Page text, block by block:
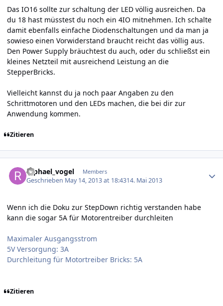
Das IO16 sollte zur schaltung der LED völlig ausreichen. Da
du 18 hast müsstest du noch ein 4IO mitnehmen. Ich schalte
damit ebenfalls einfache Diodenschaltungen und da man ja
sowieso einen Vorwiderstand braucht reicht das völlig aus.
Den Power Supply bräuchtest du auch, oder du schließst ein
kleines Netzteil mit ausreichend Leistung an die
StepperBricks.
Vielleicht kannst du ja noch paar Angaben zu den
Schrittmotoren und den LEDs machen, die bei dir zur
Anwendung kommen.
Zitieren
raphael_vogel Members
Geschrieben May 14, 2013 at 18:4314. Mai 2013
Wenn ich die Doku zur StepDown richtig verstanden habe
kann die sogar 5A für Motorentreiber durchleiten
Maximaler Ausgangsstrom
5V Versorgung: 3A
Durchleitung für Motortreiber Bricks: 5A
Zitieren